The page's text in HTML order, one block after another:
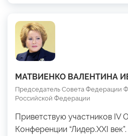
МАТВИЕНКО ВАЛЕНТИНА
Председатель Совета Федерации
Российской Федерации
Приветствую участников IV
Конференции “Лидер.XXI